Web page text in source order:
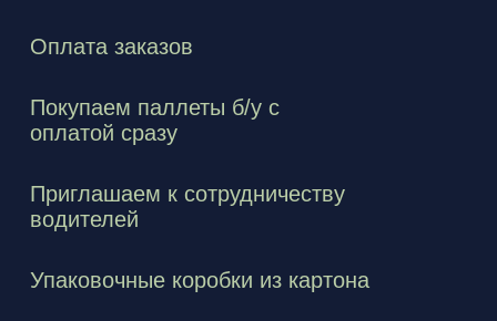
Оплата заказов
Покупаем паллеты б/у с
оплатой сразу
Приглашаем к сотрудничеству
водителей
Упаковочные коробки из картона